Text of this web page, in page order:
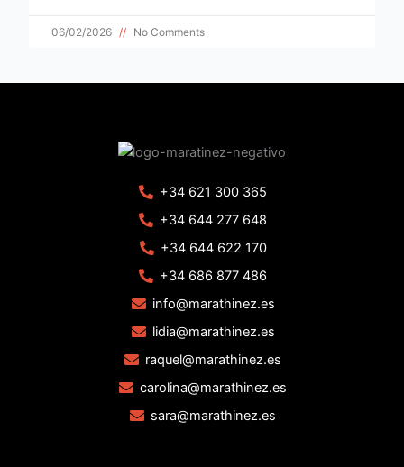
06/02/2026 No Comments
+34 621 300 365
+34 644 277 648
+34 644 622 170
+34 686 877 486
info@marathinez.es
lidia@marathinez.es
raquel@marathinez.es
carolina@marathinez.es
sara@marathinez.es